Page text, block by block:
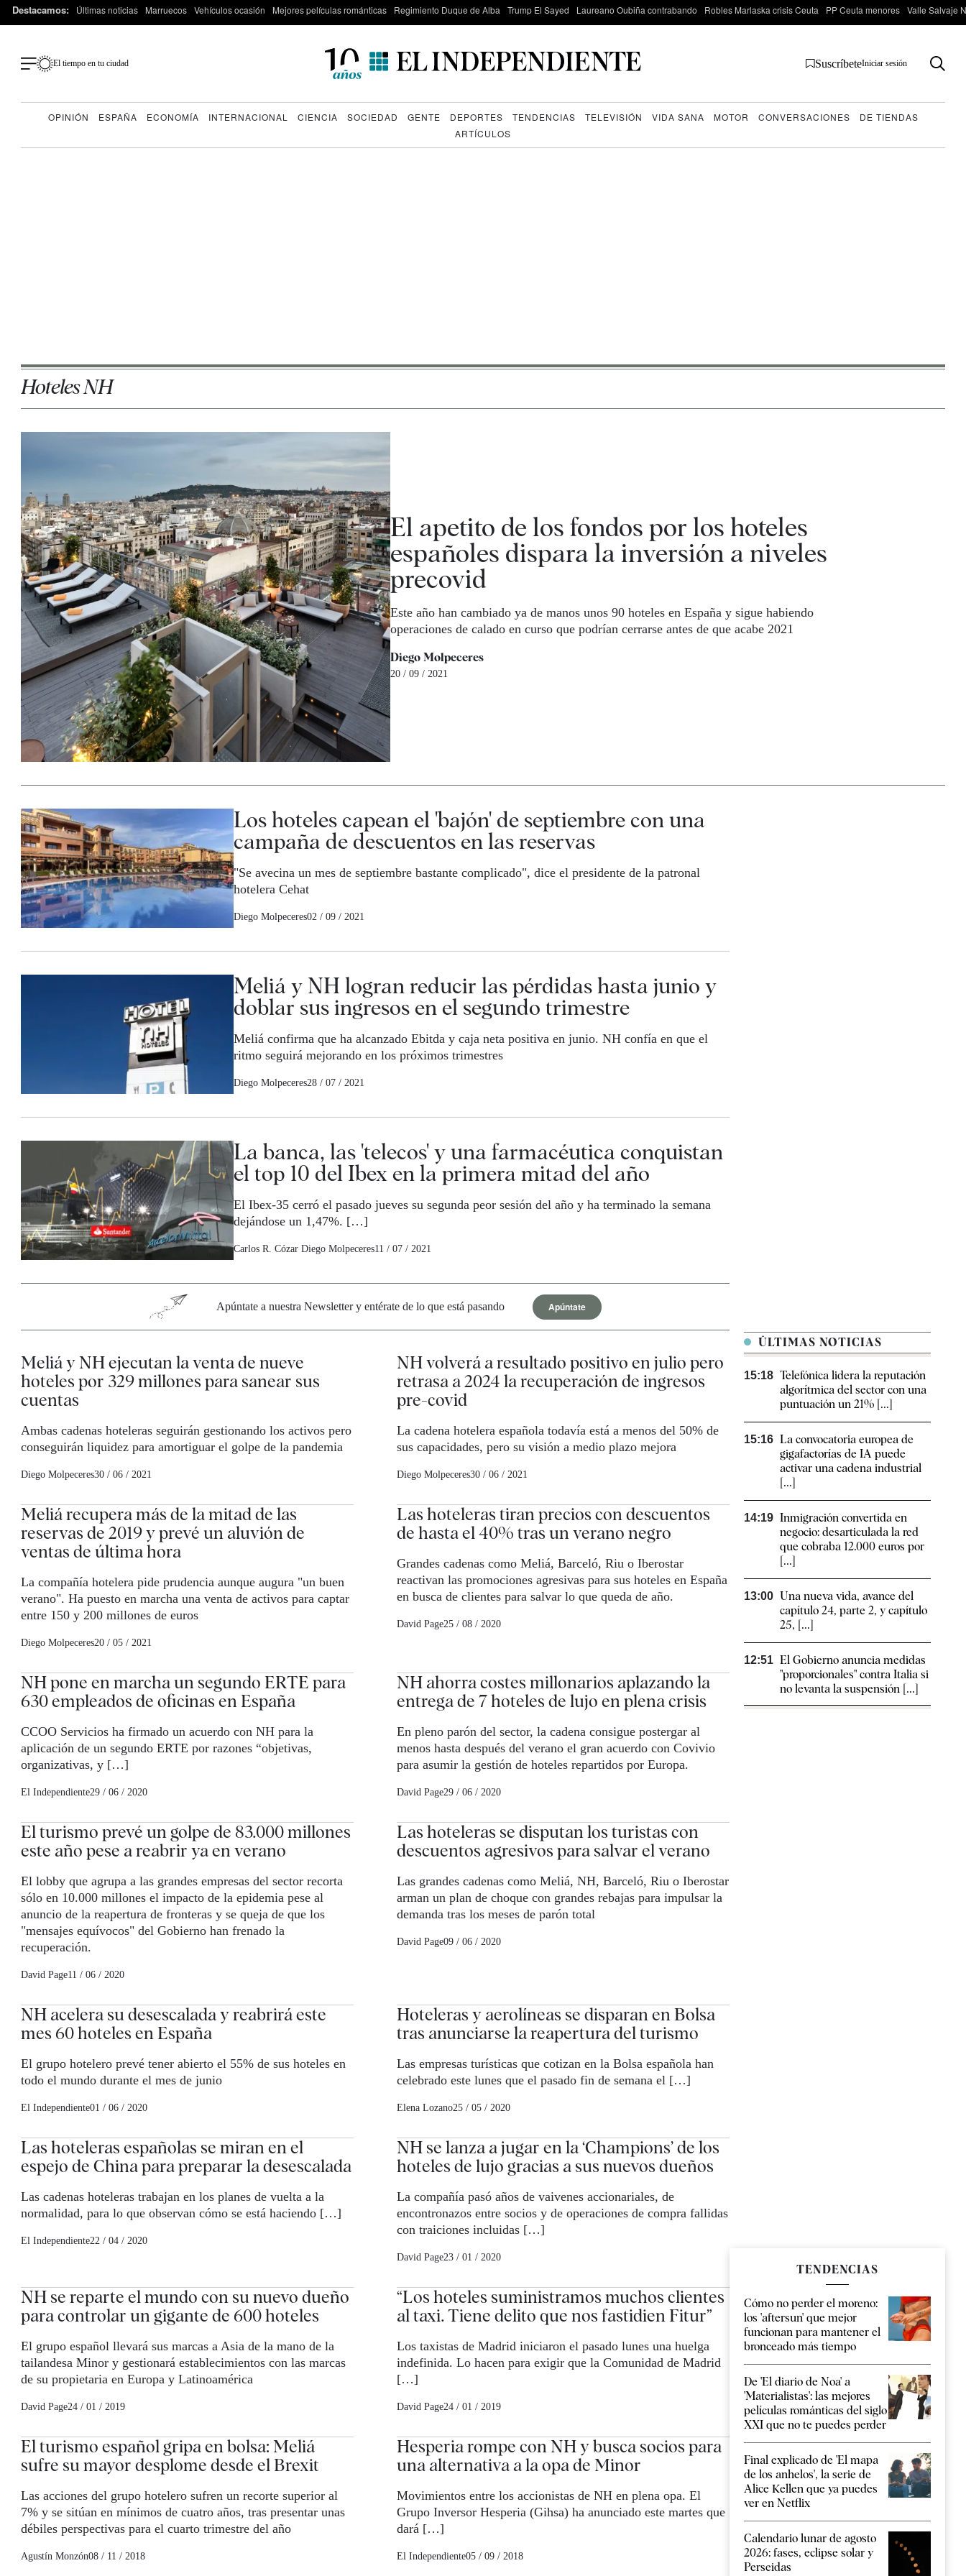
Destacamos: Últimas noticias Marruecos Vehículos ocasión Mejores películas románticas Regimiento Duque de Alba Trump El Sayed Laureano Oubiña contrabando Robles Marlaska crisis Ceuta PP Ceuta menores Valle Salvaje
El tiempo en tu ciudad SuscríbeteIniciar sesión
OPINIÓN ESPAÑA ECONOMÍA INTERNACIONAL CIENCIA SOCIEDAD GENTE DEPORTES TENDENCIAS TELEVISIÓN VIDA SANA MOTOR CONVERSACIONES
DE TIENDAS
ARTÍCULOS
Hoteles NH
El apetito de los fondos por los hoteles
españoles dispara la inversión a niveles
precovid
Este año han cambiado ya de manos unos 90 hoteles en España y sigue habiendo
operaciones de calado en curso que podrían cerrarse antes de que acabe 2021
Diego Molpeceres
20 / 09 / 2021
Los hoteles capean el 'bajón' de septiembre con una
campaña de descuentos en las reservas
"Se avecina un mes de septiembre bastante complicado", dice el presidente de la patronal
hotelera Cehat
Diego Molpeceres02 / 09 / 2021
Meliá y NH logran reducir las pérdidas hasta junio y
doblar sus ingresos en el segundo trimestre
Meliá confirma que ha alcanzado Ebitda y caja neta positiva en junio. NH confía en que el
ritmo seguirá mejorando en los próximos trimestres
Diego Molpeceres28 / 07 / 2021
La banca, las 'telecos' y una farmacéutica conquistan
el top 10 del Ibex en la primera mitad del año
El Ibex-35 cerró el pasado jueves su segunda peor sesión del año y ha terminado la semana
dejándose un 1,47%. […]
Carlos R. Cózar Diego Molpeceres11 / 07 / 2021
Apúntate a nuestra Newsletter y entérate de lo que está pasando Apúntate
Meliá y NH ejecutan la venta de nueve
hoteles por 329 millones para sanear sus
cuentas
Ambas cadenas hoteleras seguirán gestionando los activos pero
conseguirán liquidez para amortiguar el golpe de la pandemia
Diego Molpeceres30 / 06 / 2021
NH volverá a resultado positivo en julio pero
retrasa a 2024 la recuperación de ingresos
pre-covid
La cadena hotelera española todavía está a menos del 50% de
sus capacidades, pero su visión a medio plazo mejora
Diego Molpeceres30 / 06 / 2021
Meliá recupera más de la mitad de las
reservas de 2019 y prevé un aluvión de
ventas de última hora
La compañía hotelera pide prudencia aunque augura "un buen
verano". Ha puesto en marcha una venta de activos para captar
entre 150 y 200 millones de euros
Diego Molpeceres20 / 05 / 2021
Las hoteleras tiran precios con descuentos
de hasta el 40% tras un verano negro
Grandes cadenas como Meliá, Barceló, Riu o Iberostar
reactivan las promociones agresivas para sus hoteles en España
en busca de clientes para salvar lo que queda de año.
David Page25 / 08 / 2020
NH pone en marcha un segundo ERTE para
630 empleados de oficinas en España
CCOO Servicios ha firmado un acuerdo con NH para la
aplicación de un segundo ERTE por razones “objetivas,
organizativas, y […]
El Independiente29 / 06 / 2020
NH ahorra costes millonarios aplazando la
entrega de 7 hoteles de lujo en plena crisis
En pleno parón del sector, la cadena consigue postergar al
menos hasta después del verano el gran acuerdo con Covivio
para asumir la gestión de hoteles repartidos por Europa.
David Page29 / 06 / 2020
El turismo prevé un golpe de 83.000 millones
este año pese a reabrir ya en verano
El lobby que agrupa a las grandes empresas del sector recorta
sólo en 10.000 millones el impacto de la epidemia pese al
anuncio de la reapertura de fronteras y se queja de que los
"mensajes equívocos" del Gobierno han frenado la
recuperación.
David Page11 / 06 / 2020
Las hoteleras se disputan los turistas con
descuentos agresivos para salvar el verano
Las grandes cadenas como Meliá, NH, Barceló, Riu o Iberostar
arman un plan de choque con grandes rebajas para impulsar la
demanda tras los meses de parón total
David Page09 / 06 / 2020
NH acelera su desescalada y reabrirá este
mes 60 hoteles en España
El grupo hotelero prevé tener abierto el 55% de sus hoteles en
todo el mundo durante el mes de junio
El Independiente01 / 06 / 2020
Hoteleras y aerolíneas se disparan en Bolsa
tras anunciarse la reapertura del turismo
Las empresas turísticas que cotizan en la Bolsa española han
celebrado este lunes que el pasado fin de semana el […]
Elena Lozano25 / 05 / 2020
Las hoteleras españolas se miran en el
espejo de China para preparar la desescalada
Las cadenas hoteleras trabajan en los planes de vuelta a la
normalidad, para lo que observan cómo se está haciendo […]
El Independiente22 / 04 / 2020
NH se lanza a jugar en la ‘Champions’ de los
hoteles de lujo gracias a sus nuevos dueños
La compañía pasó años de vaivenes accionariales, de
encontronazos entre socios y de operaciones de compra fallidas
con traiciones incluidas […]
David Page23 / 01 / 2020
NH se reparte el mundo con su nuevo dueño
para controlar un gigante de 600 hoteles
El grupo español llevará sus marcas a Asia de la mano de la
tailandesa Minor y gestionará establecimientos con las marcas
de su propietaria en Europa y Latinoamérica
David Page24 / 01 / 2019
“Los hoteles suministramos muchos clientes
al taxi. Tiene delito que nos fastidien Fitur”
Los taxistas de Madrid iniciaron el pasado lunes una huelga
indefinida. Lo hacen para exigir que la Comunidad de Madrid
[…]
David Page24 / 01 / 2019
El turismo español gripa en bolsa: Meliá
sufre su mayor desplome desde el Brexit
Las acciones del grupo hotelero sufren un recorte superior al
7% y se sitúan en mínimos de cuatro años, tras presentar unas
débiles perspectivas para el cuarto trimestre del año
Agustín Monzón08 / 11 / 2018
Hesperia rompe con NH y busca socios para
una alternativa a la opa de Minor
Movimientos entre los accionistas de NH en plena opa. El
Grupo Inversor Hesperia (Gihsa) ha anunciado este martes que
dará […]
El Independiente05 / 09 / 2018
ÚLTIMAS NOTICIAS
15:18 Telefónica lidera la reputación
algorítmica del sector con una
puntuación un 21% [...]
15:16 La convocatoria europea de
gigafactorías de IA puede
activar una cadena industrial
[...]
14:19 Inmigración convertida en
negocio: desarticulada la red
que cobraba 12.000 euros por
[...]
13:00 Una nueva vida, avance del
capítulo 24, parte 2, y capítulo
25, [...]
12:51 El Gobierno anuncia medidas
"proporcionales" contra Italia si
no levanta la suspensión [...]
TENDENCIAS
Cómo no perder el moreno:
los 'aftersun' que mejor
funcionan para mantener el
bronceado más tiempo
De 'El diario de Noa' a
'Materialistas': las mejores
películas románticas del siglo
XXI que no te puedes perder
Final explicado de 'El mapa
de los anhelos', la serie de
Alice Kellen que ya puedes
ver en Netflix
Calendario lunar de agosto
2026: fases, eclipse solar y
Perseidas